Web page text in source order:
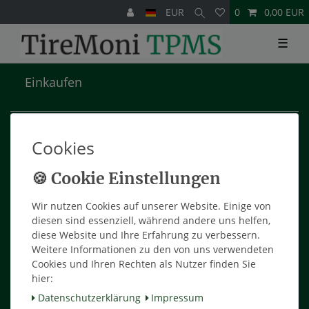
EUR 0 0,00 EUR
☰
Einkaufen
Versandarten & -kosten
Widerrufsrecht
Hilfe
Mein Konto
Warenkorb
Mein Konto
Registrieren
Cookies
Wir nutzen Cookies auf unserer Website. Einige von
diesen sind essenziell, während andere uns helfen,
diese Website und Ihre Erfahrung zu verbessern.
Weitere Informationen zu den von uns verwendeten
Cookies und Ihren Rechten als Nutzer finden Sie
hier:
Daten­schutz­erklärung
Impressum